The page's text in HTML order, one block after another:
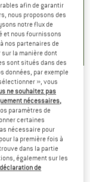
0,0(0)
- Pantalon
afin de garantir
nous proposons des
notre flux de
et nous fournissons
nos partenaires de
la manière dont
sont situés dans des
données, par exemple
», vous
ne souhaitez pas
nécessaires,
paramètres de
certaines
nécessaire pour
la première fois à
dans la partie
également sur les
déclaration de